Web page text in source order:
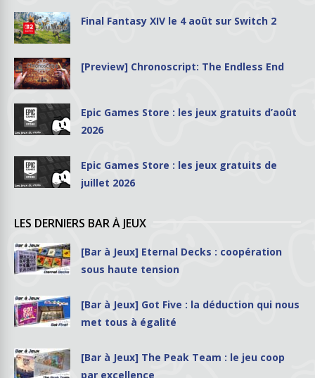
Final Fantasy XIV le 4 août sur Switch 2
[Preview] Chronoscript: The Endless End
Epic Games Store : les jeux gratuits d’août
2026
Epic Games Store : les jeux gratuits de
juillet 2026
LES DERNIERS BAR À JEUX
[Bar à Jeux] Eternal Decks : coopération
sous haute tension
[Bar à Jeux] Got Five : la déduction qui nous
met tous à égalité
[Bar à Jeux] The Peak Team : le jeu coop
par excellence